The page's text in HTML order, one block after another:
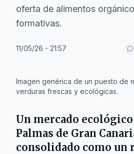
oferta de alimentos
formativas.
11/05/26 - 21:57
Imagen genérica de un puesto de
verduras frescas y ecológicas.
Un mercado
Palmas de Gran
consolidado como un